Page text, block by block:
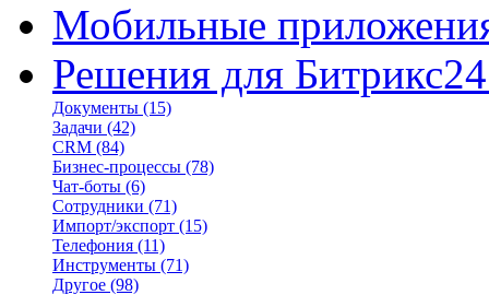
Мобильные
Решения для Битрикс24
Документы (15)
Задачи (42)
CRM (84)
Бизнес-процессы (78)
Чат-боты (6)
Сотрудники (71)
Импорт/экспорт (15)
Телефония (11)
Инструменты (71)
Другое (98)